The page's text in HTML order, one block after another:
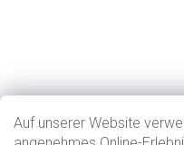
Auf unserer Website